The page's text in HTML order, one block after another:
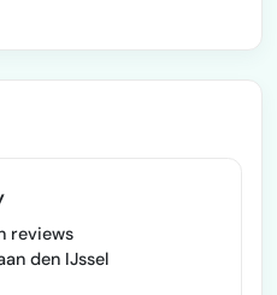
reviews
den IJssel